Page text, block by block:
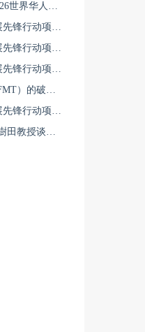
第23届北京国际消化疾病论坛暨2026世界华人消化医师年会盛大开幕
0630-领航计划—皮肤科高质量发展先锋行动项目第六季第65期
0630-领航计划—皮肤科高质量发展先锋行动项目第六季第64期
0629-领航计划—皮肤科高质量发展先锋行动项目第六季第63期
从“粪水”到“新药”——肠菌移植（FMT）的破局与临床应用全景 | 肠道微生态规范化诊疗1
0601-领航计划—皮肤科高质量发展先锋行动项目第六季第42期
二十三载薪火传，聚力向新行 | 张澍田教授谈中国消化医学的传承与突破